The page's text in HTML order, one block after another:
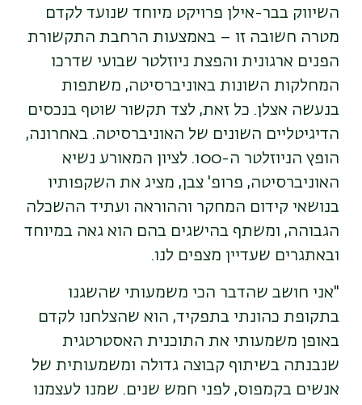
השיווק בבר-אילן פרויקט מיוחד שנועד לקדם
מטרה חשובה זו – באמצעות הרחבת התקשורת
הפנים ארגונית והפצת ניוזלטר שבועי שדרכו
המחלקות השונות באוניברסיטה, משתפות
בנעשה אצלן. כל זאת, לצד תקשור שוטף בנכסים
הדיגיטליים השונים של האוניברסיטה. באחרונה,
הופץ הניוזלטר ה-100. לציון המאורע נשיא
האוניברסיטה, פרופ' צבן, מציג את השקפותיו
בנושאי קידום המחקר וההוראה ועתיד ההשכלה
הגבוהה, ומשתף בהישגים בהם הוא גאה במיוחד
ובאתגרים שעדיין מצפים לנו.
"אני חושב שהדבר הכי משמעותי שהשגנו
בתקופת כהונתי בתפקיד, הוא שהצלחנו לקדם
באופן משמעותי את התוכנית האסטרטגית
שנבנתה בשיתוף קבוצה גדולה ומשמעותית של
אנשים בקמפוס, לפני חמש שנים. שמנו לעצמנו